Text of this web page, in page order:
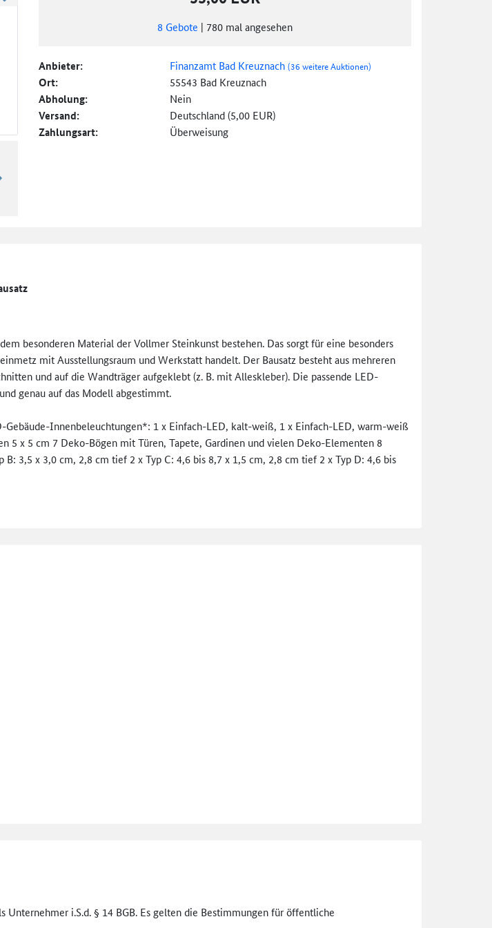
blättern
8 Gebote | 780 mal angesehen
Anbieter: Finanzamt Bad Kreuznach (36 weitere Auktionen)
Ort: 55543 Bad Kreuznach
Abholung: Nein
Versand: Deutschland (5,00 EUR)
Zahlungsart: Überweisung
besonderen Material der Vollmer Steinkunst bestehen. Das sorgt für eine besonders
mit Ausstellungsraum und Werkstatt handelt. Der Bausatz besteht aus mehreren
und auf die Wandträger aufgeklebt (z. B. mit Alleskleber). Die passende LED-
genau auf das Modell abgestimmt.
Innenbeleuchtungen­*: 1 x Einfach-LED, kalt-weiß, 1 x Einfach-LED, warm-weiß
x 5 cm 7 Deko-Bögen mit Türen, Tapete, Gardinen und vielen Deko-Elementen 8
3,5 x 3,0 cm, 2,8 cm tief 2 x Typ C: 4,6 bis 8,7 x 1,5 cm, 2,8 cm tief 2 x Typ D: 4,6 bis
Unternehmer i.S.d. § 14 BGB. Es gelten die Bestimmungen für öffentliche